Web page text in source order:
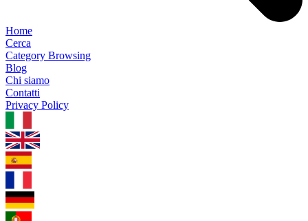
Home
Cerca
Category Browsing
Blog
Chi siamo
Contatti
Privacy Policy